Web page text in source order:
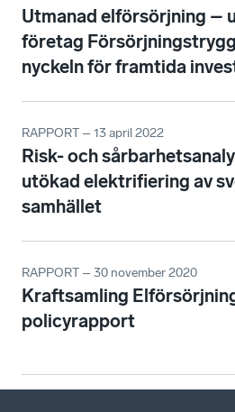
Utmanad elförsörjning –
företag
nyckeln för framtida
RAPPORT – 13 april 2022
Risk- och
utökad elektrifiering av
samhället
RAPPORT – 30 november 2020
Kraftsamling
policyrapport